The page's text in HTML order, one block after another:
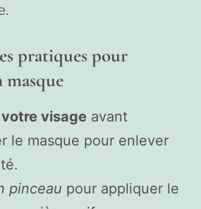
pratiques pour
visage avant
le masque pour enlever
pinceau pour appliquer le